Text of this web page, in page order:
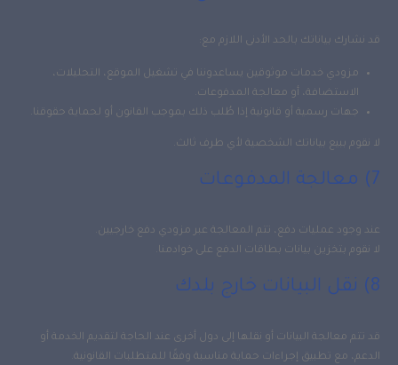
قد نشارك بياناتك بالحد الأدنى اللازم مع:
مزودي خدمات موثوقين يساعدوننا في تشغيل الموقع، التحليلات،
الاستضافة، أو معالجة المدفوعات.
جهات رسمية أو قانونية إذا طُلب ذلك بموجب القانون أو لحماية حقوقنا.
لا نقوم ببيع بياناتك الشخصية لأي طرف ثالث.
7) معالجة المدفوعات
عند وجود عمليات دفع، تتم المعالجة عبر مزودي دفع خارجيين.
لا نقوم بتخزين بيانات بطاقات الدفع على خوادمنا.
8) نقل البيانات خارج بلدك
قد تتم معالجة البيانات أو نقلها إلى دول أخرى عند الحاجة لتقديم الخدمة أو
الدعم، مع تطبيق إجراءات حماية مناسبة وفقًا للمتطلبات القانونية.